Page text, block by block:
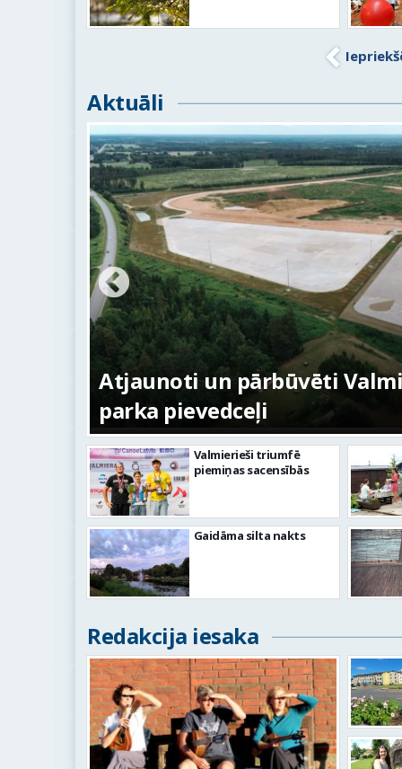
Aktuāli
Atjaunoti un pārbūvēti
parka pievedceļi
Valmierieši triumfē
piemiņas sacensībās
Gaidāma silta nakts
Redakcija iesaka